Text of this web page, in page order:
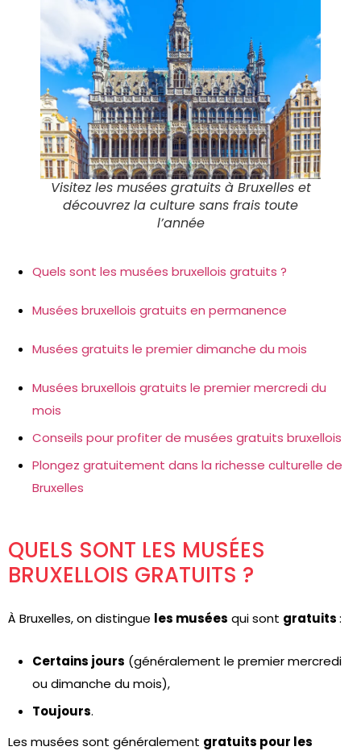
Visitez les musées gratuits à Bruxelles et
découvrez la culture sans frais toute
l’année
Quels sont les musées bruxellois gratuits ?
Musées bruxellois gratuits en permanence
Musées gratuits le premier dimanche du mois
Musées bruxellois gratuits le premier mercredi du
mois
Conseils pour profiter de musées gratuits bruxellois
Plongez gratuitement dans la richesse culturelle de
Bruxelles
QUELS SONT LES MUSÉES
BRUXELLOIS GRATUITS ?
À Bruxelles, on distingue les musées qui sont gratuits:
Certains jours (généralement le premier mercredi
ou dimanche du mois),
Toujours.
Les musées sont généralement gratuits pour les